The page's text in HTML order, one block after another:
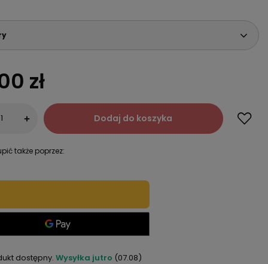
zł
+ Dodaj do koszyka
także poprzez:
dostępny Wysyłka jutro (07.08)